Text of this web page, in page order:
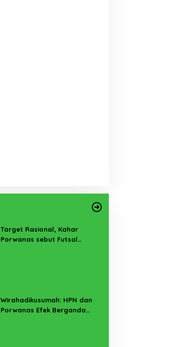
Target Rasional, Kahar
Porwanas sebut Futsal
Wirahadikusumah: HPN dan
Porwanas Efek Berganda